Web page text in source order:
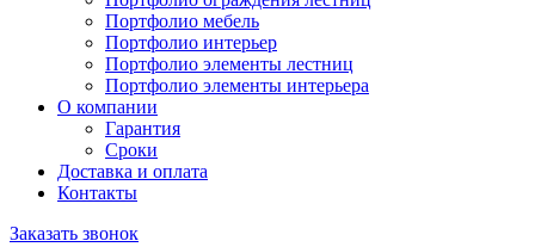
Портфолио мебель
Портфолио интерьер
Портфолио элементы лестниц
Портфолио элементы интерьера
О компании
Гарантия
Сроки
Доставка и оплата
Контакты
Заказать звонок